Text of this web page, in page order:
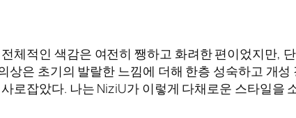
체적인 색감은 여전히 쨍하고 화려한 편이었지만,
상은 초기의 발랄한 느낌에 더해 한층 성숙하고 개성
로잡았다. 나는 NiziU가 이렇게 다채로운 스타일을